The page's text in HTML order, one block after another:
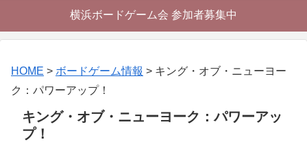
横浜ボードゲーム会 参加者募集中
HOME > ボードゲーム情報 > キング・オブ・ニューヨー
ク：パワーアップ！
キング・オブ・ニューヨーク：パワーアッ
プ！